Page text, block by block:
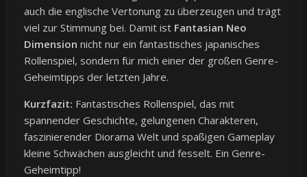
auch die englische Vertonung zu überzeugen und trägt
viel zur Stimmung bei. Damit ist Fantasian Neo
Dimension nicht nur ein fantastisches japanisches
Rollenspiel, sondern für mich einer der großen Genre-
Geheimtipps der letzten Jahre.
Kurzfazit: Fantastisches Rollenspiel, das mit
spannender Geschichte, gelungenen Charakteren,
faszinierender Diorama Welt und spaßigen Gameplay
kleine Schwächen ausgleicht und fesselt. Ein Genre-
Geheimtipp!